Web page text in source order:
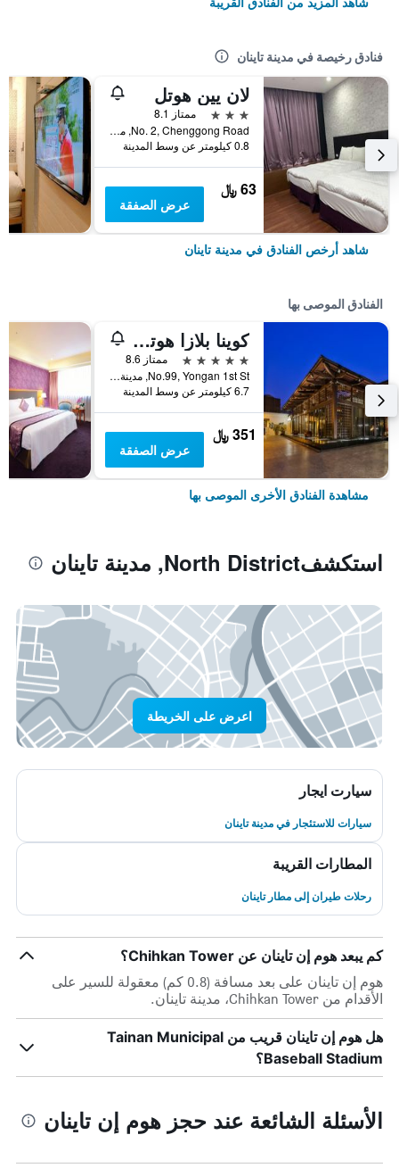
فنادق رخيصة في مدينة تاينان
لان يين هوتل
3 نجوم
ممتاز 8.1
No. 2, Chenggong Road, مدينة تاينان, تايوان
0.8 كيلومتر عن وسط المدينة
63 ﷼
عرض الصفقة
شاهد أرخص الفنادق في مدينة تاينان
الفنادق الموصى بها
كوينا بلازا هوتل تاينان
5 نجوم
ممتاز 8.6
No.99, Yongan 1st St, مدينة تاينان, تايوان
6.7 كيلومتر عن وسط المدينة
351 ﷼
عرض الصفقة
مشاهدة الفنادق الأخرى الموصى بها
استكشفNorth District, مدينة تاينان
اعرض على الخريطة
سيارت ايجار
سيارات للاستئجار في مدينة تاينان
المطارات القريبة
رحلات طيران إلى مطار تاينان
كم يبعد هوم إن تاينان عن Chihkan Tower؟
هوم إن تاينان على بعد مسافة (0.8 كم) معقولة للسير على
الأقدام من Chihkan Tower، مدينة تاينان.
هل هوم إن تاينان قريب من Tainan Municipal
Baseball Stadium؟
الأسئلة الشائعة عند حجز هوم إن تاينان